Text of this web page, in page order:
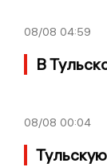
08/08 04:59
В
08/08 00:04